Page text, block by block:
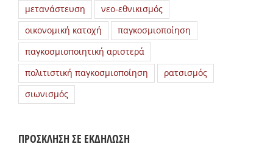
μετανάστευση
νεο-εθνικισμός
οικονομική κατοχή
παγκοσμιοποίηση
παγκοσμιοποιητική αριστερά
πολιτιστική παγκοσμιοποίηση
ρατσισμός
σιωνισμός
ΠΡΟΣΚΛΗΣΗ ΣΕ ΕΚΔΗΛΩΣΗ